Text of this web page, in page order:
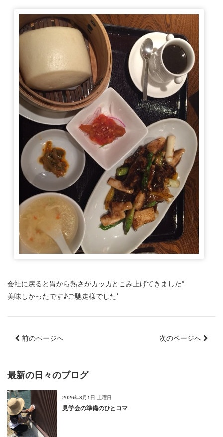
会社に戻ると胃から熱さがカッカとこみ上げてきました*
美味しかったです♪ご馳走様でした*
前のページへ 次のページへ
最新の日々のブログ
2026年8月1日 土曜日
見学会の準備のひとコマ